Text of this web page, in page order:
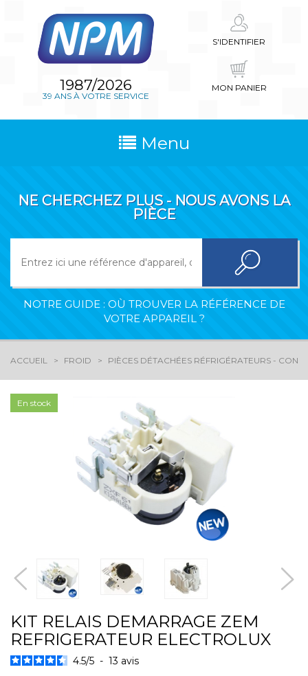
1987/2026
39 ANS À VOTRE SERVICE
S'IDENTIFIER
MON PANIER
Menu
NE CHERCHEZ PLUS - NOUS AVONS LA
PIÈCE
NOTRE GUIDE : OÙ TROUVER LA RÉFÉRENCE DE
VOTRE APPAREIL ?
ACCUEIL FROID PIÈCES DÉTACHÉES RÉFRIGÉRATEURS -
En stock
KIT RELAIS DEMARRAGE ZEM
REFRIGERATEUR ELECTROLUX
4.5/5 - 13 avis